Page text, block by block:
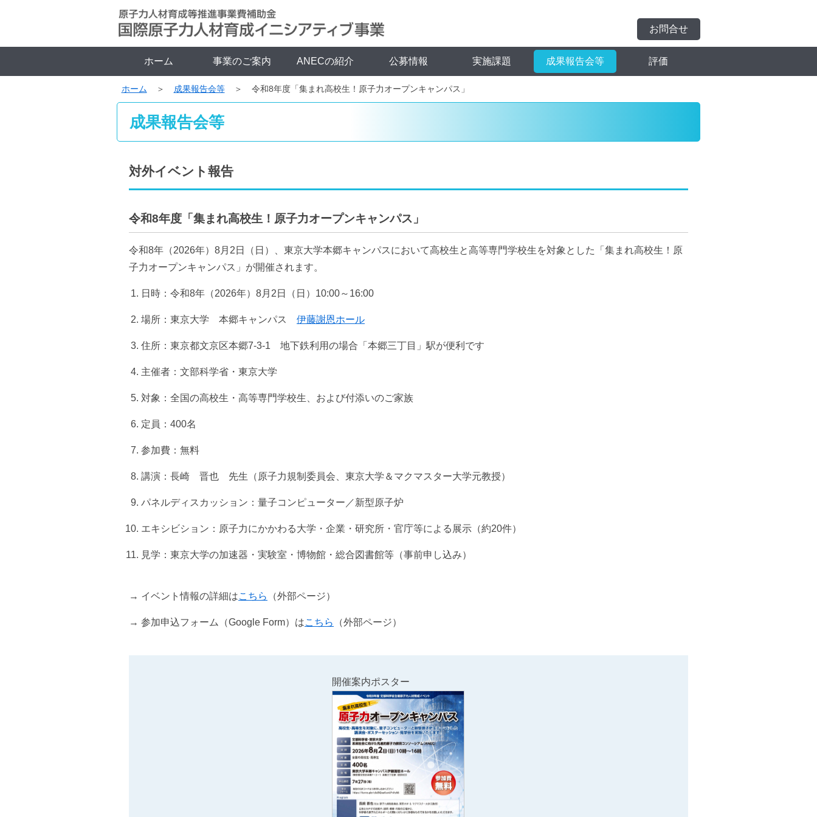
お問合せ
ホーム 事業のご案内 ANECの紹介 公募情報 実施課題 成果報告会等 評価
ホーム 成果報告会等 令和8年度「集まれ高校生！原子力オープンキャンパス」
成果報告会等
対外イベント報告
令和8年度「集まれ高校生！原子力オープンキャンパス」
令和8年（2026年）8月2日（日）、東京大学本郷キャンパスにおいて高校生と高等専門学校生を対象とした「集まれ高校生！原
子力オープンキャンパス」が開催されます。
日時：令和8年（2026年）8月2日（日）10:00～16:00
場所：東京大学 本郷キャンパス 伊藤謝恩ホール
住所：東京都文京区本郷7-3-1 地下鉄利用の場合「本郷三丁目」駅が便利です
主催者：文部科学省・東京大学
対象：全国の高校生・高等専門学校生、および付添いのご家族
定員：400名
参加費：無料
講演：長崎 晋也 先生（原子力規制委員会、東京大学＆マクマスター大学元教授）
パネルディスカッション：量子コンピューター／新型原子炉
エキシビション：原子力にかかわる大学・企業・研究所・官庁等による展示（約20件）
見学：東京大学の加速器・実験室・博物館・総合図書館等（事前申し込み）
→ イベント情報の詳細はこちら （外部ページ）
→ 参加申込フォーム（Google Form）はこちら （外部ページ）
開催案内ポスター